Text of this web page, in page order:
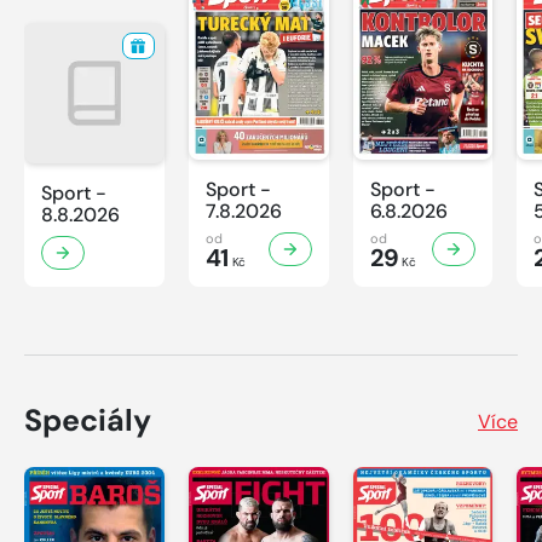
Sport -
8.8.2026
Sport -
7.8.2026
od
41 Kč
Sport -
6.8.2026
od
29 Kč
Speciály Více